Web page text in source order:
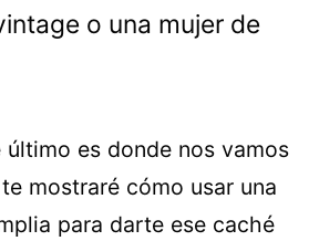
o una mujer de
último es donde nos vamos
mostraré cómo usar una
para darte ese caché